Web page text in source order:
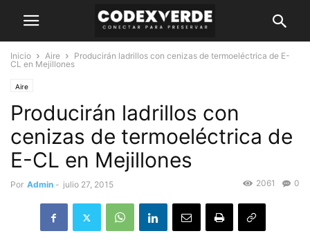
Inicio Aire
Producirán ladrillos con cenizas de termoeléctrica de E-
CL en Mejillones
Aire
Producirán ladrillos con
cenizas de termoeléctrica de
E-CL en Mejillones
Por Admin - julio 27, 2015 0
2061